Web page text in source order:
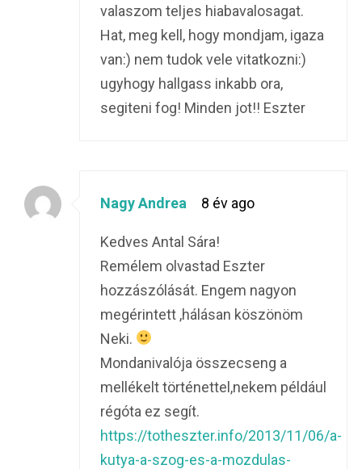
valaszom teljes hiabavalosagat.
Hat, meg kell, hogy mondjam, igaza
van:) nem tudok vele vitatkozni:)
ugyhogy hallgass inkabb ora,
segiteni fog! Minden jot!! Eszter
Nagy Andrea 8 év ago
Kedves Antal Sára!
Remélem olvastad Eszter
hozzászólását. Engem nagyon
megérintett ,hálásan köszönöm
Neki.
Mondanivalója összecseng a
mellékelt történettel,nekem például
régóta ez segít.
https://totheszter.info/2013/11/06/a-
kutya-a-szog-es-a-mozdulas-